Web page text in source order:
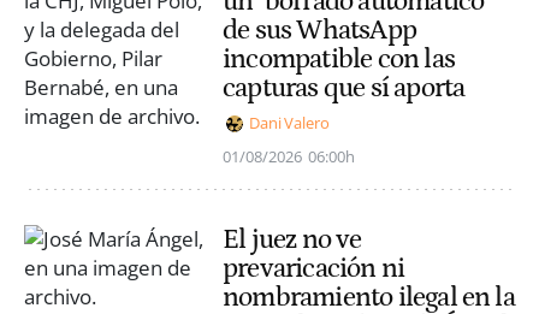
de sus WhatsApp
incompatible con las
capturas que sí aporta
Dani Valero
01/08/2026 06:00h
El juez no ve
prevaricación ni
nombramiento ilegal en la